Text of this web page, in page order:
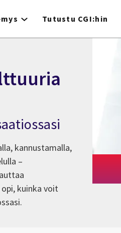
Tutustu CGI:hin
kannustamalla,
–
kuinka voit